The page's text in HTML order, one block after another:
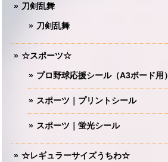
刀剣乱舞
刀剣乱舞
☆スポーツ☆
プロ野球応援シール（A3ボード用）
スポーツ｜プリントシール
スポーツ｜蛍光シール
☆レギュラーサイズうちわ☆